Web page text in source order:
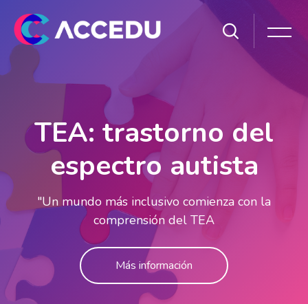
TEA: trastorno del
espectro autista
"Un mundo más inclusivo comienza con la
comprensión del TEA
Más información